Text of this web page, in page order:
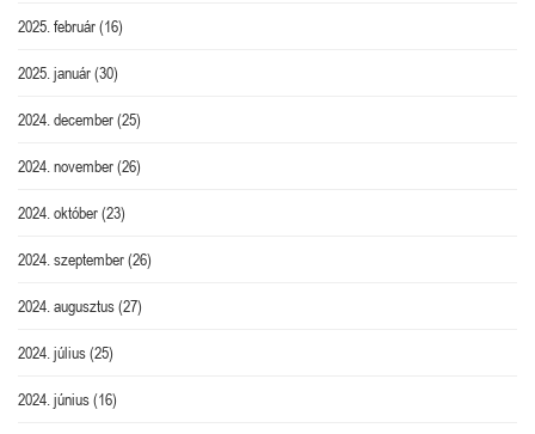
2025. február(16)
2025. január(30)
2024. december(25)
2024. november(26)
2024. október(23)
2024. szeptember(26)
2024. augusztus(27)
2024. július(25)
2024. június(16)